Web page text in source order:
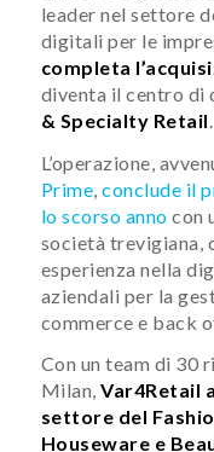
leader nel settore
digitali per le
completa
diventa il centro di
& Specialty Retail.
L’operazione,
Prime ,conclude il
lo scorso anno con
società trevigiana,
esperienza nella
aziendali per la
commerce e back
Con un team di 30
Milan,Var4Retail
settore del
Houseware e